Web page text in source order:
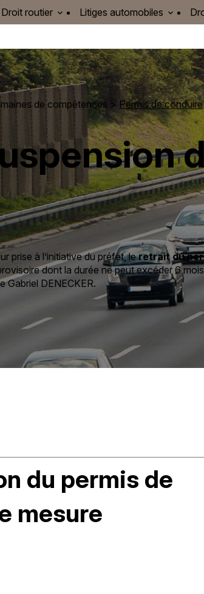
Droit routier Litiges automobiles
de compétences > Permis de conduire
prise à l’initiative du préfet, leretrait du
dont la durée ne peut excéder 6
Gabriel DENECKER.
du permis de
mesure